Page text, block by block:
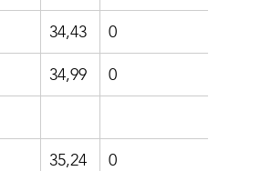
34,43 0
34,99 0
35,24 0